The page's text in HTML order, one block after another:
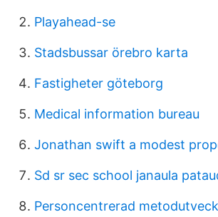
Playahead-se
Stadsbussar örebro karta
Fastigheter göteborg
Medical information bureau
Jonathan swift a modest
Sd sr sec school janaula
Personcentrerad